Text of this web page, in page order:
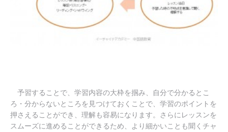
予習することで、学習内容の大枠を掴み、自分で分かるとこ
ろ・分からないところを見つけておくことで、学習のポイントを
押さえることができ、理解も容易になります。
さらにレッスンを
スムーズに進めることができるため、より細かいことも聞くチャ